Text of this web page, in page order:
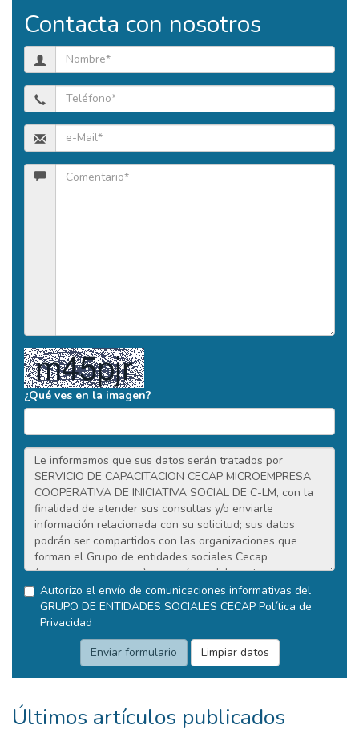
Contacta con nosotros
¿Qué ves en la imagen?
Autorizo el envío de comunicaciones informativas del
GRUPO DE ENTIDADES SOCIALES CECAP Política de
Privacidad
Últimos artículos publicados